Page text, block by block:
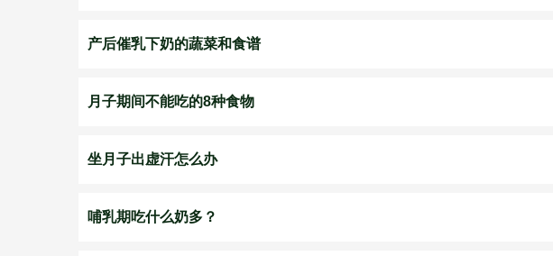
产后催乳下奶的蔬菜和食谱
月子期间不能吃的8种食物
坐月子出虚汗怎么办
哺乳期吃什么奶多？